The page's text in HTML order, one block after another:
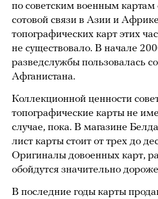
по советским военным
сотовой связи в Азии и
топографических карт этих
не существовало. В начале
разведслужбы пользовалась
Афганистана.
Коллекционной ценности
топографические карты не
случае, пока. В магазине
лист карты стоит от трех до
Оригиналы довоенных карт,
обойдутся значительно
В последние годы карты